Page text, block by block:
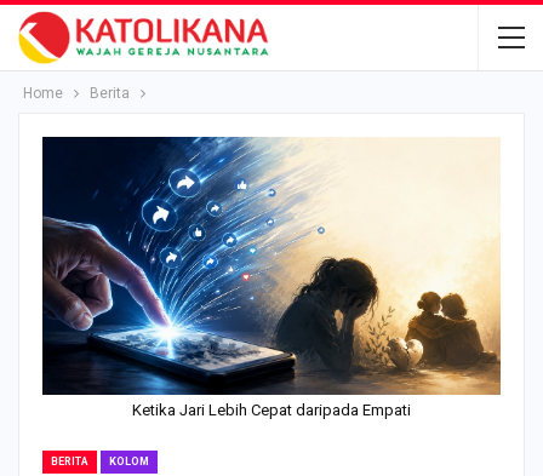
Home Berita
Ketika Jari Lebih Cepat daripada Empati
BERITA KOLOM